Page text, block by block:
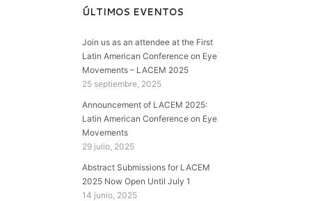
ÚLTIMOS EVENTOS
Join us as an attendee at the First
Latin American Conference on Eye
Movements – LACEM 2025
25 septiembre, 2025
Announcement of LACEM 2025:
Latin American Conference on Eye
Movements
29 julio, 2025
Abstract Submissions for LACEM
2025 Now Open Until July 1
14 junio, 2025